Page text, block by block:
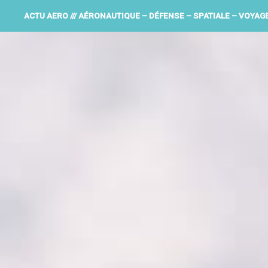
ACTU AERO /// AÉRONAUTIQUE – DÉFENSE – SPATIALE –